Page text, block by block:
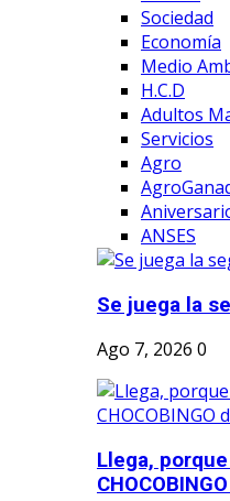
Sociedad
Economía
Medio
H.C.D
Adultos
Servicios
Agro
ANSES
Se juega la
Ago 7, 2026 0
Llega,